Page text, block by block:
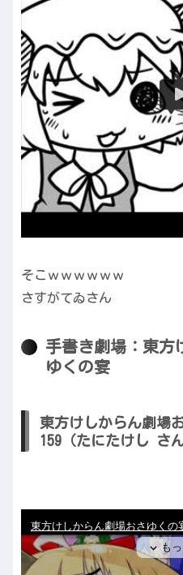
そこｗｗｗｗｗｗ
さすがてゐさん
手書き劇場：東方
ゆくの宴
東方けしからん劇場
159（たにたけし さん